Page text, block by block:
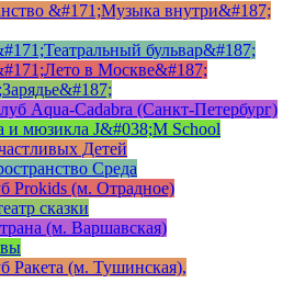
&#171;Музыка внутри&#187;
бульвар&#187;
в Москве&#187;
Aqua-Cadabra (Санкт-Петербург)
и мюзикла J&#038;M School
Детей
Среда
Prokids (м. Отрадное)
сказки
(м. Варшавская)
Ракета (м. Тушинская),